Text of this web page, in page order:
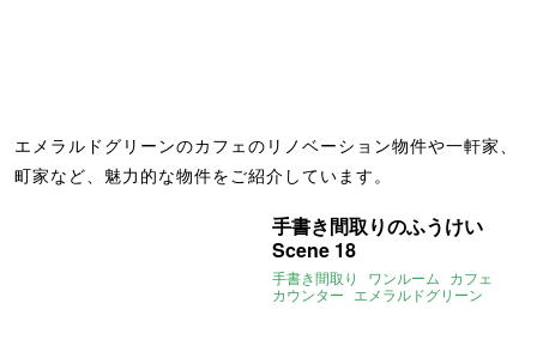
エメラルドグリーンのカフェのリノベーション物件や一軒家、
町家など、魅力的な物件をご紹介しています。
手書き間取りのふうけい
Scene 18
手書き間取り ワンルーム カフェ
カウンター エメラルドグリーン